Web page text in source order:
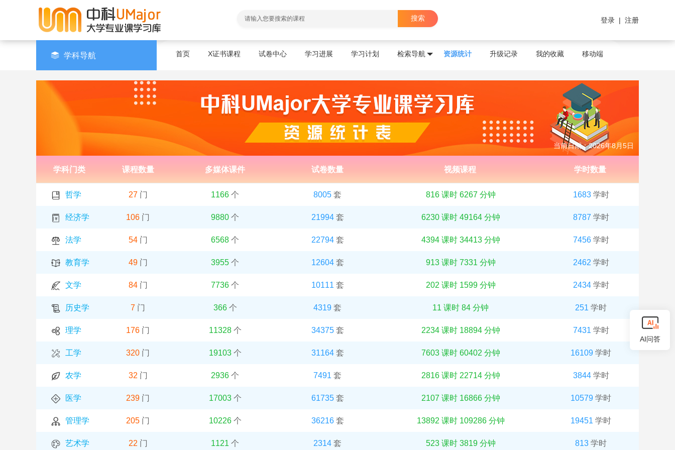
AI问答
搜索 登录 | 注册
学科导航 首页 X证书课程 试卷中心 学习进展 学习计划 检索导航 资源统计 升级记录 我的收藏 移动端
当前日期：2026年8月5日
学科门类 课程数量 多媒体课件 试卷数量 视频课程 学时数量
哲学 27门 1166 个 8005 套 816 课时 6267 分钟 1683学时
经济学 106 门 9880 个 21994套 6230 课时 49164 分钟 8787 学时
法学 54门 6568 个 22794套 4394 课时 34413 分钟 7456学时
教育学 49门 3955 个 12604套 913 课时 7331 分钟 2462 学时
文学 84门 7736 个 10111 套 202 课时 1599 分钟 2434学时
历史学 7 门 366个 4319 套 11 课时 84 分钟 251 学时
理学 176 门 11328个 34375套 2234 课时 18894 分钟 7431 学时
工学 320 门 19103个 31164套 7603 课时 60402 分钟 16109 学时
农学 32 门 2936 个 7491 套 2816 课时 22714 分钟 3844学时
医学 239 门 17003个 61735套 2107 课时 16866 分钟 10579 学时
管理学 205 门 10226个 36216套 13892 课时 109286 分钟 19451 学时
艺术学 22 门 1121 个 2314 套 523 课时 3819 分钟 813 学时